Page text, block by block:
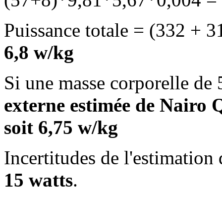
Puissance totale = (332 +
6,8 w/kg
Si une masse corporelle
externe estimée de Nairo
soit 6,75 w/kg
Incertitudes de l'estimation
15 watts.